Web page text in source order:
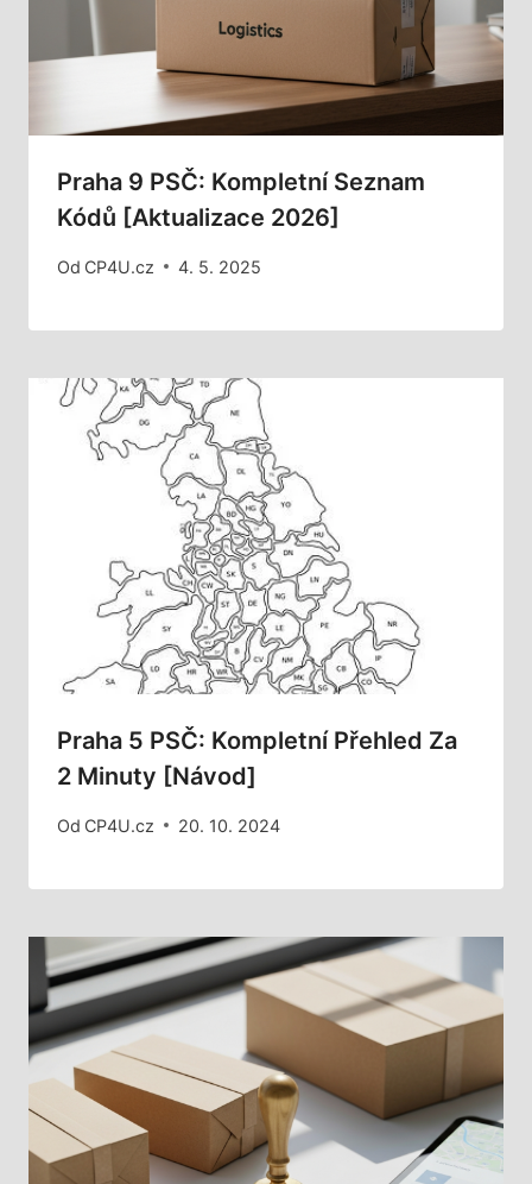
Praha 9 PSČ: Kompletní Seznam
Kódů [Aktualizace 2026]
Od CP4U.cz 4. 5. 2025
Praha 5 PSČ: Kompletní Přehled Za
2 Minuty [Návod]
Od CP4U.cz 20. 10. 2024